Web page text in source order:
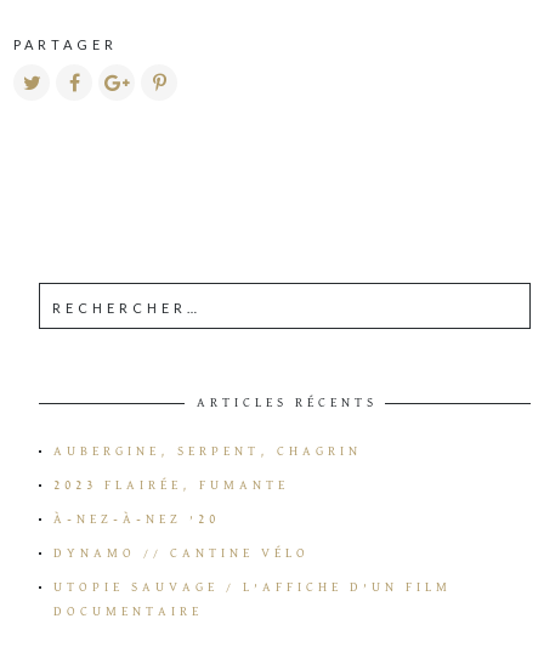
PARTAGER
ARTICLES RÉCENTS
AUBERGINE, SERPENT, CHAGRIN
2023 FLAIRÉE, FUMANTE
À-NEZ-À-NEZ ’20
DYNAMO // CANTINE VÉLO
UTOPIE SAUVAGE / L’AFFICHE D’UN FILM
DOCUMENTAIRE